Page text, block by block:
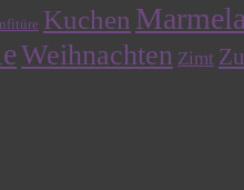
Kuchen
Weihnachten Zimt